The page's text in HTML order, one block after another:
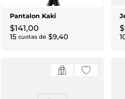
Pantalon Kaki
$141,00
15 cuotas de $9,40
$